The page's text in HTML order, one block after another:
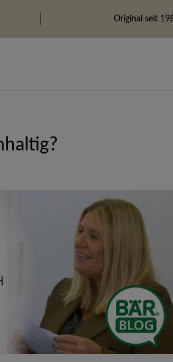
Original seit